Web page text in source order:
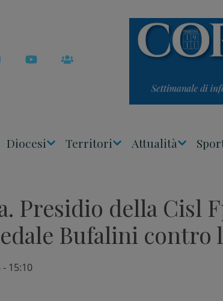
Diocesi Territori Attualità
Presidio della Cisl
Bufalini contro
15:10